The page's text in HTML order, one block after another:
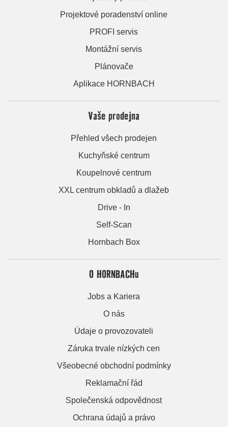
Projektové poradenství online
PROFI servis
Montážní servis
Plánovače
Aplikace HORNBACH
Vaše prodejna
Přehled všech prodejen
Kuchyňské centrum
Koupelnové centrum
XXL centrum obkladů a dlažeb
Drive - In
Self-Scan
Hornbach Box
O HORNBACHu
Jobs a Kariera
O nás
Údaje o provozovateli
Záruka trvale nízkých cen
Všeobecné obchodní podmínky
Reklamační řád
Společenská odpovědnost
Ochrana údajů a právo